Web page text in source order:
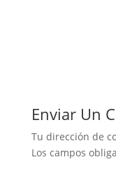
Enviar Un
Tu dirección de
Los campos